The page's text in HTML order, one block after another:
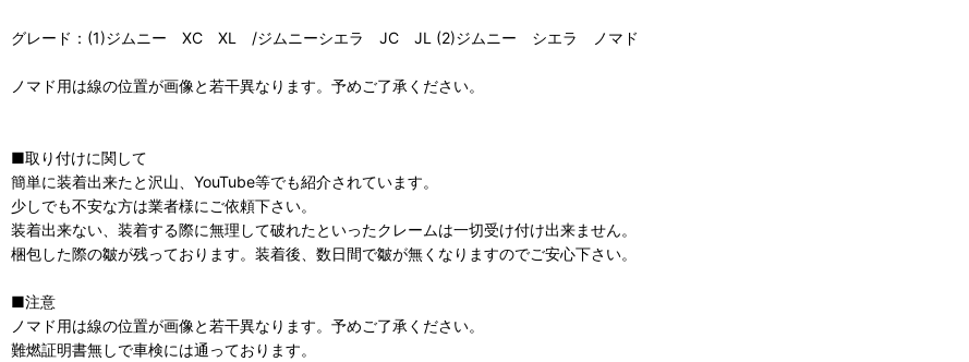
グレード：(1)ジムニー XC XL /ジムニーシエラ JC JL (2)ジムニー シエラ ノマド
ノマド用は線の位置が画像と若干異なります。予めご了承ください。
■取り付けに関して
簡単に装着出来たと沢山、YouTube等でも紹介されています。
少しでも不安な方は業者様にご依頼下さい。
装着出来ない、装着する際に無理して破れたといったクレームは一切受け付け出来ません。
梱包した際の皺が残っております。装着後、数日間で皺が無くなりますのでご安心下さい。
■注意
ノマド用は線の位置が画像と若干異なります。予めご了承ください。
難燃証明書無しで車検には通っております。